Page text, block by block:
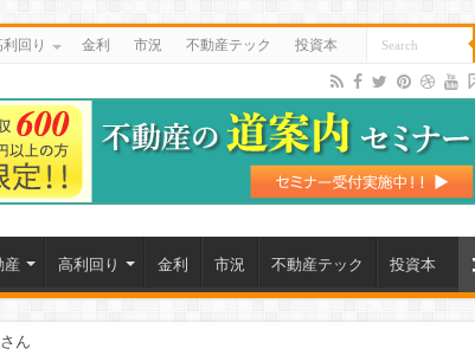
利回り 金利 市況 不動産テック 投資本
産 高利回り 金利 市況 不動産テック 投資本
ん